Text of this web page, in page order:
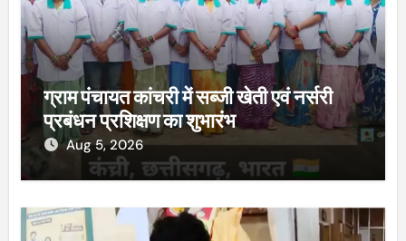
ग्राम पंचायत कांचरी में सब्जी खेती एवं नर्सरी
प्रबंधन प्रशिक्षण का शुभारंभ
Aug 5, 2026